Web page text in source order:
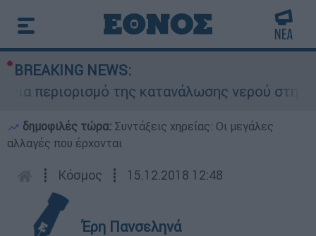
BREAKING NEWS:
περιορισμό της κατανάλωσης νερού στη
δημοφιλές τώρα: Συντάξεις χηρείας: Οι μεγάλες
αλλαγές που έρχονται
┋ Κόσμος ┋ 15.12.2018 12:48
Έρη Πανσεληνά